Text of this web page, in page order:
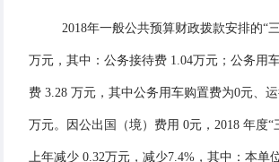
2018年一般公共预算财政拨款安排的“
万元，其中：公务接待费 1.04万元；公务用
费 3.28 万元，其中公务用车购置费为0元、
万元。因公出国（境）费用 0元，2018 年度“
上年减少 0.32万元，减少7.4%，其中：本单